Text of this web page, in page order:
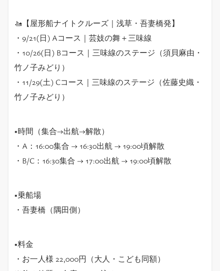
🚤【屋形船ナイトクルーズ｜浅草・吾妻橋発】
・9/21(日) Aコース｜芸妓の舞＋三味線
・10/26(日) Bコース｜三味線のステージ（須貝麻由・
竹ノ子みどり）
・11/29(土) Cコース｜三味線のステージ（佐藤史織・
竹ノ子みどり）
■時間（集合→出航→解散）
・A：16:00集合 → 16:30出航 → 19:00頃解散
・B/C：16:30集合 → 17:00出航 → 19:00頃解散
■乗船場
・吾妻橋（隅田側）
■料金
・お一人様 22,000円（大人・こども同額）